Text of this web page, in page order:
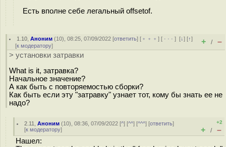
Есть вполне себе легальный offsetof.
1.10 ,Аноним (10), 08:25, 07/09/2022 [ответить] [ ﹢﹢﹢] [ · · ·][↓] [↑]
[к модератору] + / –
> установки затравки
What is it, затравка?
Начальное значение?
А как быть с повторяемостью сборки?
Как быть если эту "затравку" узнает тот, кому бы знать ее не
надо?
2.11 ,Аноним (10), 08:36, 07/09/2022 [^] [^^] [^^^] [ответить]
[к модератору]
+2
+ / –
Нашел: